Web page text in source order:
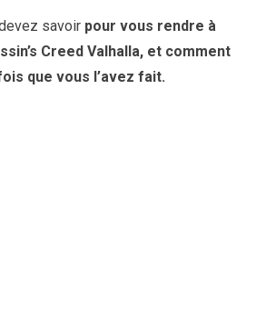
savoir pour vous rendre à
Creed Valhalla, et comment
que vous l’avez fait.